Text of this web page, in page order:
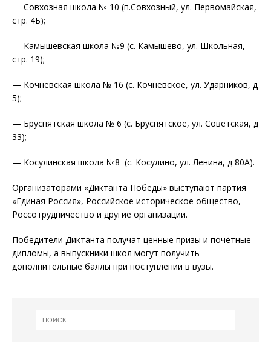
— Совхозная школа № 10 (п.Совхозный, ул. Первомайская,
стр. 4Б);
— Камышевская школа №9 (с. Камышево, ул. Школьная,
стр. 19);
— Кочневская школа № 16 (с. Кочневское, ул. Ударников, д
5);
— Бруснятская школа № 6 (с. Бруснятское, ул. Советская, д
33);
— Косулинская школа №8 (с. Косулино, ул. Ленина, д 80А).
Организаторами «Диктанта Победы» выступают партия
«Единая Россия», Российское историческое общество,
Россотрудничество и другие организации.
Победители Диктанта получат ценные призы и почётные
дипломы, а выпускники школ могут получить
дополнительные баллы при поступлении в вузы.